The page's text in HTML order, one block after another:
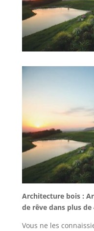
Architecture bois :
de rêve dans plus de
Vous ne les